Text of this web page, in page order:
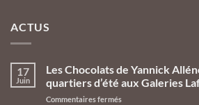
ACTUS
17
Juin
Les Chocolats de Yannick
quartiers d’été aux Galeries
Commentaires ferméssur